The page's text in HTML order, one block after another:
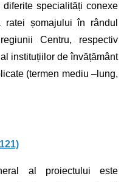
specialități conexe
ratei șomajului în rândul
Centru, respectiv
instituțiilor de învățământ
(termen mediu –lung,
al proiectului este